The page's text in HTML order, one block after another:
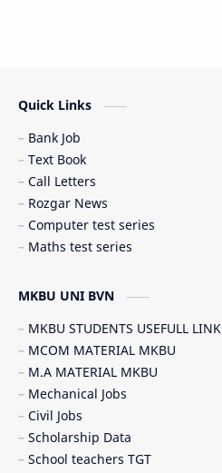
Quick Links
Bank Job
Text Book
Call Letters
Rozgar News
Computer test series
Maths test series
MKBU UNI BVN
MKBU STUDENTS USEFULL LINK
MCOM MATERIAL MKBU
M.A MATERIAL MKBU
Mechanical Jobs
Civil Jobs
Scholarship Data
School teachers TGT